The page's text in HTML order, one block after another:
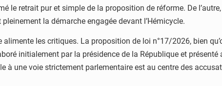
le retrait pur et simple de la proposition de réforme. De
la démarche engagée devant l’Hémicycle.
les critiques. La proposition de loi n°17/2026, bien
initialement par la présidence de la République et
à une voie strictement parlementaire est au centre des